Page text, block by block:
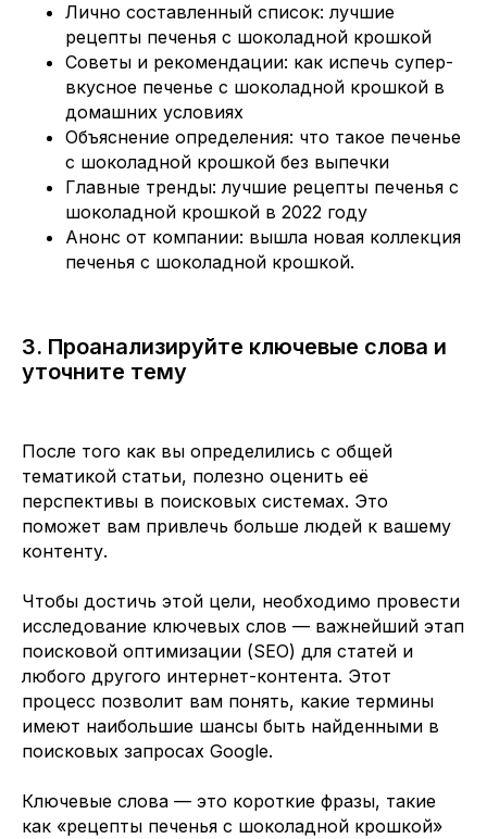
Лично составленный список: лучшие
рецепты печенья с шоколадной крошкой
Советы и рекомендации: как испечь супер-
вкусное печенье с шоколадной крошкой в
домашних условиях
Объяснение определения: что такое печенье
с шоколадной крошкой без выпечки
Главные тренды: лучшие рецепты печенья с
шоколадной крошкой в 2022 году
Анонс от компании: вышла новая коллекция
печенья с шоколадной крошкой.
3. Проанализируйте ключевые слова и
уточните тему
После того как вы определились с общей
тематикой статьи, полезно оценить её
перспективы в поисковых системах. Это
поможет вам привлечь больше людей к вашему
контенту.
Чтобы достичь этой цели, необходимо провести
исследование ключевых слов — важнейший этап
поисковой оптимизации (SEO) для статей и
любого другого интернет-контента. Этот
процесс позволит вам понять, какие термины
имеют наибольшие шансы быть найденными в
поисковых запросах Google.
Ключевые слова — это короткие фразы, такие
как «рецепты печенья с шоколадной крошкой»